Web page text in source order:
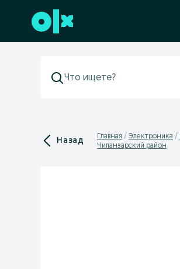
Перейти к нижнему колонтитулу
Назад Главная Электроника
Чиланзарский район